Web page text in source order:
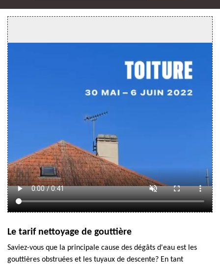
Le tarif nettoyage de gouttière
Saviez-vous que la principale cause des dégâts d'eau est les
gouttières obstruées et les tuyaux de descente? En tant